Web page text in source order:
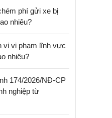
phí gửi xe bị
nhiêu?
vi vi phạm lĩnh vực
nhiêu?
174/2026/NĐ-CP
nghiệp từ